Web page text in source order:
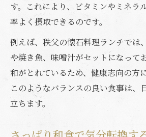
す。これにより、ビタミンやミネラ
率よく摂取できるのです。
例えば、秩父の懐石料理ランチでは
や焼き魚、味噌汁がセットになって
和がとれているため、健康志向の方
このようなバランスの良い食事は、
立ちます。